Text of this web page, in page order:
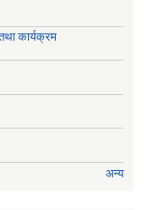
कार्यक्रम
अन्य